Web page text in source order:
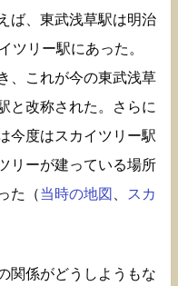
ば、東武浅草駅は明治
ツリー駅にあった。
、これが今の東武浅草
と改称された。さらに
今度はスカイツリー駅
リーが建っている場所
た（当時の地図
スカ
関係がどうしようもな